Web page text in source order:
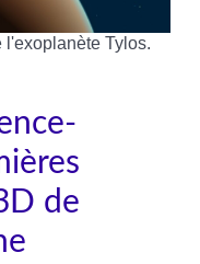
l'exoplanète Tylos.
de